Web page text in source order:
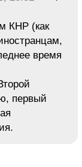
КНР (как
время
первый